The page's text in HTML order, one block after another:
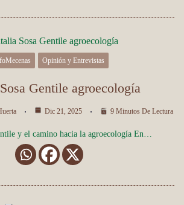
Opinión y Entrevistas
Gentile agroecología
Dic 21, 2025 9 Minutos De Lectura
y el camino hacia la agroecología En…